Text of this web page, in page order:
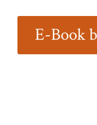
E-Book